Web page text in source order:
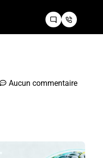
Aucun commentaire